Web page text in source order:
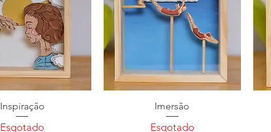
Inspiração
Esgotado
Imersão
Esgotado